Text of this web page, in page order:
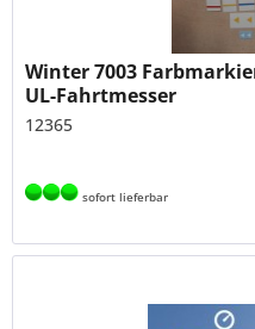
Winter 7003
UL-Fahrtmesser
12365
sofort lieferbar